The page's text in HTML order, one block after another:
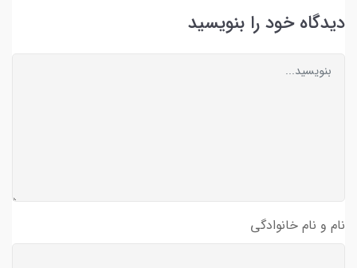
دیدگاه خود را بنویسید
نام و نام خانوادگی